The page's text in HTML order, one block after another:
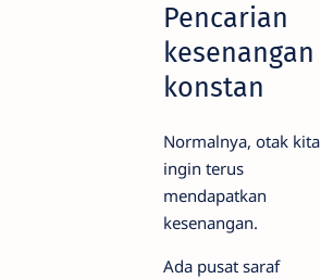
Pencarian
kesenangan
konstan
Normalnya, otak kita
ingin terus
mendapatkan
kesenangan.
Ada pusat saraf